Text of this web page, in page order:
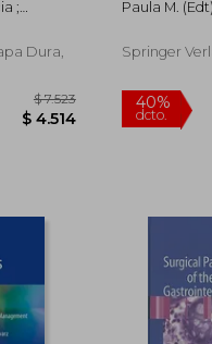
;
Dura,
$ 7.523
$ 4.514
Paula M.
Springer